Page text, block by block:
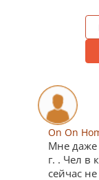
On On
Мне даже
г. . Чел в
сейчас